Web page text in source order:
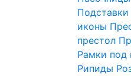
Подставки
иконы
престол
Рамки под
Рипиды